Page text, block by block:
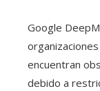
Google
encuentran
debido a